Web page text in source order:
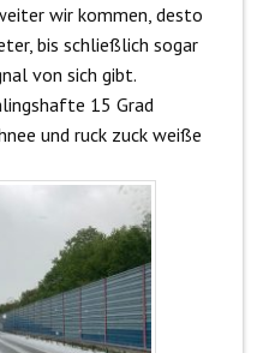
wir kommen, desto
bis schließlich sogar
von sich gibt.
15 Grad
und ruck zuck weiße